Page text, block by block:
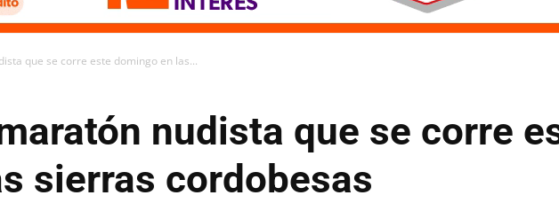
que se corre este domingo en las...
nudista que se corre
sierras cordobesas